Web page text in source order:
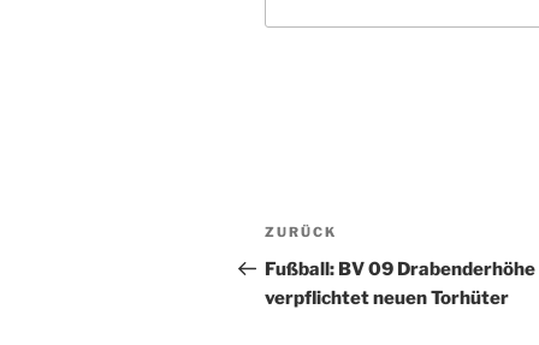
Beitragsnavigation
Vorheriger
Beitrag
ZURÜCK
Fußball: BV 09 Drabenderhöhe
verpflichtet neuen Torhüter